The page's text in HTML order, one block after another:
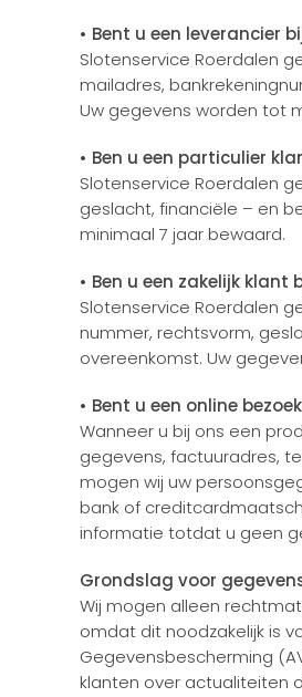
• Bent u een leverancier
Slotenservice Roerdalen
mailadres,
Uw gegevens worden tot
• Ben u een particulier
Slotenservice Roerdalen
geslacht, financiële – en
minimaal 7 jaar bewaard.
• Ben u een zakelijk
Slotenservice Roerdalen
nummer, rechtsvorm,
overeenkomst. Uw
• Bent u een online
Wanneer u bij ons een
gegevens, factuuradres,
mogen wij uw
bank of
informatie totdat u geen
Grondslag voor
Wij mogen alleen
omdat dit noodzakelijk is
Gegevensbescherming
klanten over actualiteiten